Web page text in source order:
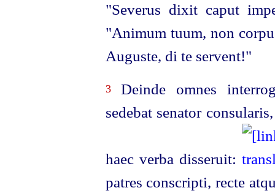
"Severus dixit caput
"Animum tuum, non
Auguste, di te servent!"
3Deinde omnes
sedebat senator
haec verba disseruit:
patres conscripti, recte